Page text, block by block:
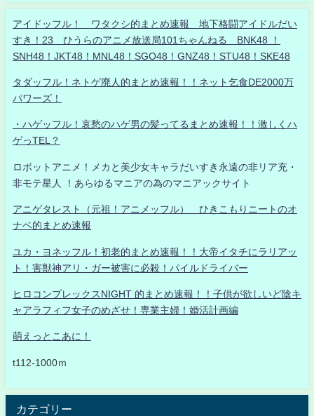
アイドッフル！ ワタクシ的まとめ速報 地下格闘アイドルだい
すき！23 ひうらのアニメ放送局101ちゃんねる BNK48 ！
SNH48！JKT48！MNL48！SGO48！GNZ48！STU48！SKE48
タダッフル！ネトゲ廃人的まとめ速報！！ネット乞食DE2000万
パワーズ！
・ハゲッフル！哀愁のハゲ男の髪ってるまとめ速報！！激しくハ
ゲっTEL？
ロボットアニメ！メカと美少女キャラだいすき永遠の非リア充・
非モテ星人 ！あらゆるマニアの為のマニアックサイト
アニゲタレスト（元祖！アニメッフル） ひきこもりニートのオ
ナベ的まとめ速報
ユカ・ヨネッフル！初老的まとめ速報！！大帝イタチにラリアッ
ト！害獣神アリ・ガー被害に必殺！パイルドライバー
ヒロコンプレックスNIGHT 的まとめ速報！！子供が欲しいど陰キ
ャアラフィフ女子のめざせ！専業主婦！婚活計画編
萌えっとこあに！
t112-1000ｍ
カテゴリー